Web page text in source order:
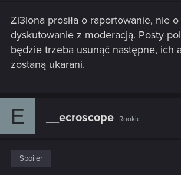
Zi3lona prosiła o raportowanie, nie o
dyskutowanie z moderacją. Posty
będzie trzeba usunąć następne, ich
zostaną ukarani.
E __ecroscope Rookie
Spoiler